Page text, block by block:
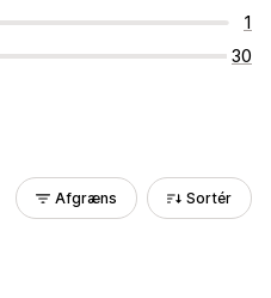
1
30
Afgræns Sortér